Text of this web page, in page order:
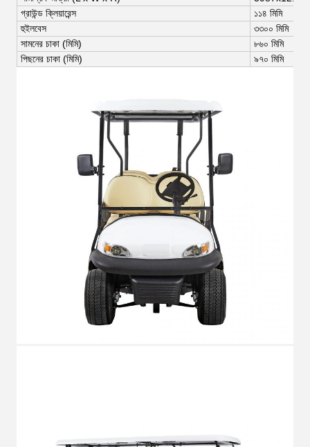
গ্রাউন্ড ক্লিয়ারেন্স
১১৪ মিমি
হুইলবেস
৩৩০০ মিমি
সামনের চাকা (মিমি)
৮৬০ মিমি
পিছনের চাকা (মিমি)
৯৭০ মিমি